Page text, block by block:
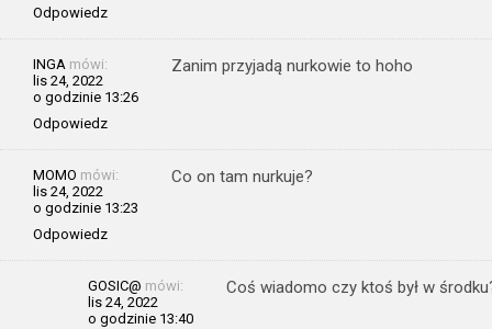
Odpowiedz
INGA mówi:
lis 24, 2022
o godzinie 13:26
Odpowiedz
Zanim przyjadą nurkowie to hoho
MOMO mówi:
lis 24, 2022
o godzinie 13:23
Odpowiedz
Co on tam nurkuje?
GOSIC@ mówi:
lis 24, 2022
o godzinie 13:40
Coś wiadomo czy ktoś był w